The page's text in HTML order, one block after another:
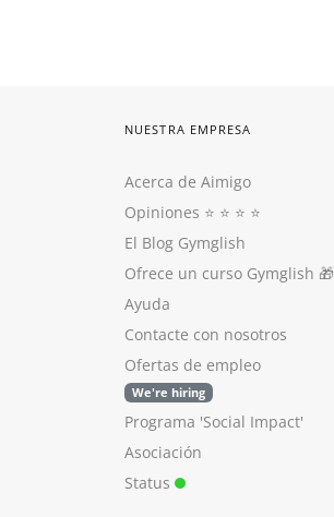
NUESTRA EMPRESA
Acerca de Aimigo
Opiniones ⭐️ ⭐️ ⭐️ ⭐️
El Blog Gymglish
Ofrece un curso Gymglish 🎁
Ayuda
Contacte con nosotros
Ofertas de empleo
We're hiring
Programa 'Social Impact'
Asociación
Status